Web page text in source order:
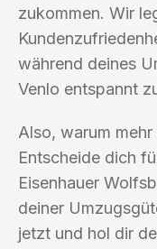
zukommen. Wir
während deines
Venlo entspannt
Also, warum
Entscheide dich
Eisenhauer
deiner
jetzt und hol dir